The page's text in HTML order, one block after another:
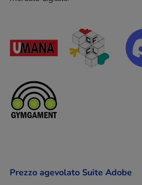
Prezzo agevolato Suite Adobe